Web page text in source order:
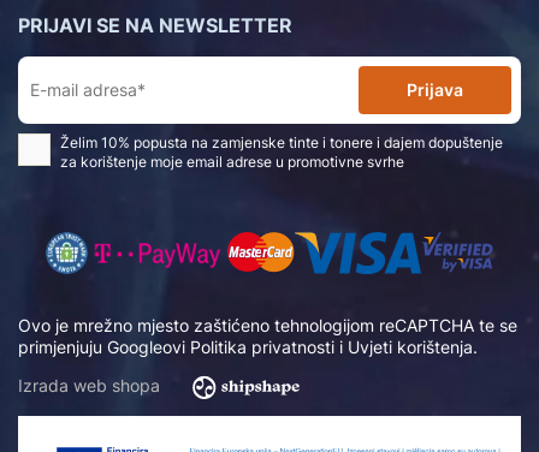
Ovo je mrežno mjesto zaštićeno tehnologijom reCAPTCHA te se
primjenjuju Googleovi Politika privatnosti i Uvjeti korištenja.
Izrada web shopa
PRIJAVI SE NA NEWSLETTER
Prijava
Želim 10% popusta na zamjenske tinte i tonere i dajem dopuštenje
za korištenje moje email adrese u promotivne svrhe